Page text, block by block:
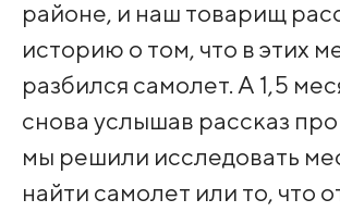
районе, и наш товарищ
историю о том, что в этих
разбился самолет. А 1,5
снова услышав рассказ
мы решили исследовать
найти самолет или то, что